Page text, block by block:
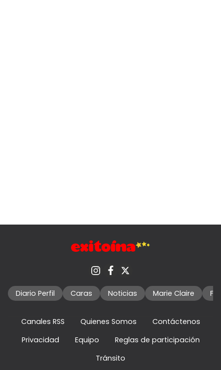
Diario Perfil Caras Noticias Marie Claire
Canales RSS Quienes Somos
Contáctenos
Privacidad
Equipo
Reglas de participación
Tránsito